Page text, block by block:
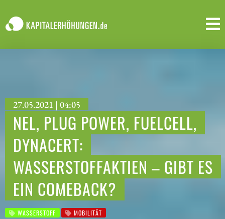
27.05.2021 | 04:05
NEL, PLUG POWER, FUELCELL,
DYNACERT:
WASSERSTOFFAKTIEN – GIBT ES
EIN COMEBACK?
WASSERSTOFF MOBILITÄT